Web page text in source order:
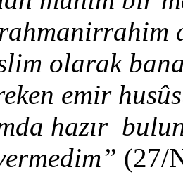
olarak
emir
hazır
(27/